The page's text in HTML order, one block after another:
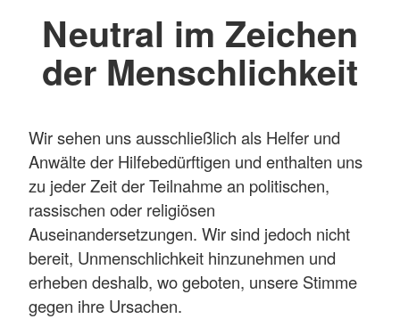
Neutral im Zeichen
der Menschlichkeit
Wir sehen uns ausschließlich als Helfer und
Anwälte der Hilfebedürftigen und enthalten uns
zu jeder Zeit der Teilnahme an politischen,
rassischen oder religiösen
Auseinandersetzungen. Wir sind jedoch nicht
bereit, Unmenschlichkeit hinzunehmen und
erheben deshalb, wo geboten, unsere Stimme
gegen ihre Ursachen.